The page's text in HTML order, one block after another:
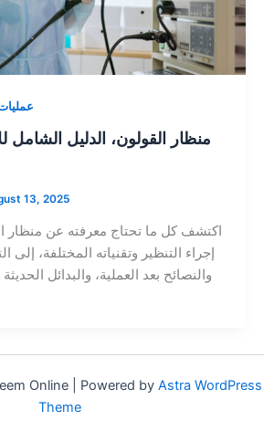
منظار القولون، الدليل الشامل
13, 2025
اكتشف كل ما تحتاج معرفته عن منظار
إجراء التنظير وتقنياته المختلفة، إلى
والنصائح بعد العملية، والبدائل
Online | Powered by Astra WordPress
Theme